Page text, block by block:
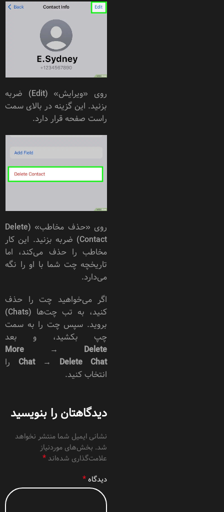
روی «ویرایش» (Edit) ضربه
بزنید. این گزینه در بالای سمت
راست صفحه قرار دارد.
روی «حذف مخاطب» (Delete
Contact) ضربه بزنید. این کار
مخاطب را حذف می‌کند، اما
تاریخچه چت شما با او را نگه
می‌دارد.
اگر می‌خواهید چت را حذف
کنید، به تب چت‌ها (Chats)
بروید. سپس چت را به سمت
چپ بکشید، و بعد
More → Delete
Chat→ Delete Chat
را
انتخاب کنید.
دیدگاهتان را بنویسید
نشانی ایمیل شما منتشر نخواهد
شد. بخش‌های موردنیاز
علامت‌گذاری شده‌اند *
دیدگاه*